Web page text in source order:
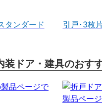
タンダード 引戸･3枚
装ドア・建具のおす